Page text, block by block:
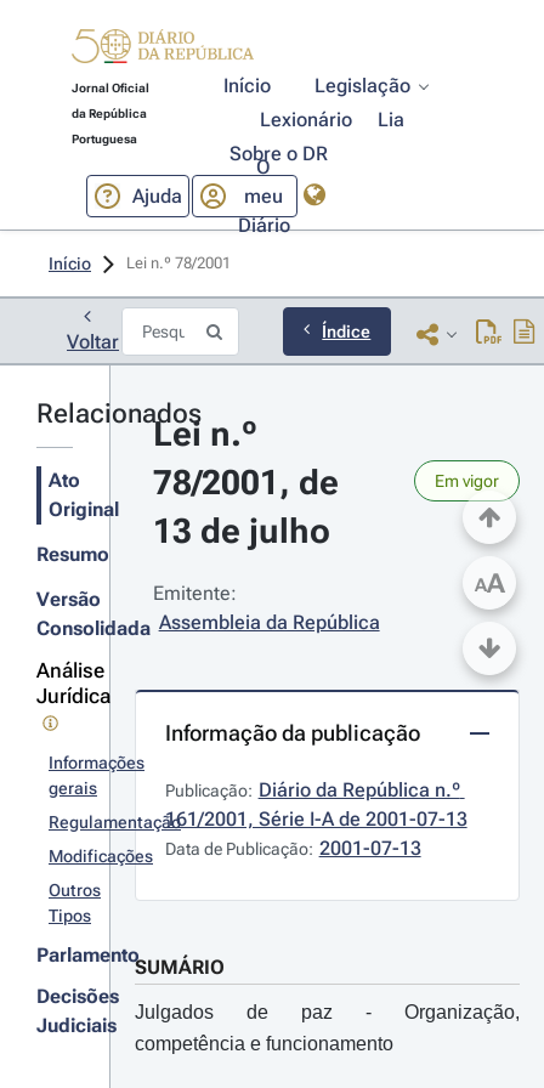
Jornal Oficial
da República
Portuguesa
Início
Legislação
Lexionário
Lia
Sobre o DR
Ajuda
O
meu
Diário
Início Lei n.º 78/2001
Voltar Índice
Relacionados
Ato
Original
Resumo
Versão
Consolidada
Análise
Jurídica
Informações
gerais
Regulamentação
Modificações
Outros
Tipos
Parlamento
Decisões
Judiciais
Lei n.º
78/2001, de
13 de julho
Em vigor
Emitente:
Assembleia da República
Informação da publicação
Publicação: Diário da República n.º
161/2001, Série I-A de 2001-07-13
Data de Publicação: 2001-07-13
SUMÁRIO
Julgados de paz - Organização,
competência e funcionamento
AA